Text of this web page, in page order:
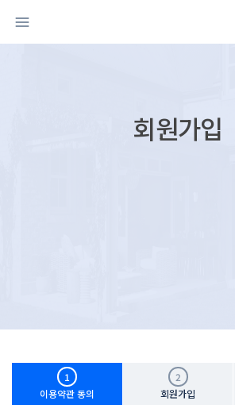
회원가입
1
이용약관 동의
2
회원가입